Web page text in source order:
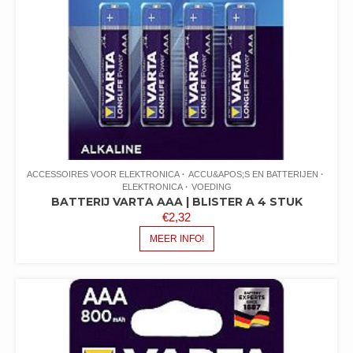
ACCESSOIRES VOOR ELEKTRONICA
ACCU&APOS;S EN BATTERIJEN
ELEKTRONICA
VOEDING
BATTERIJ VARTA AAA | BLISTER A 4 STUK
€2,32
MEER INFO!